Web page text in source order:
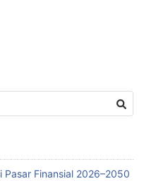
Pasar Finansial 2026–2050